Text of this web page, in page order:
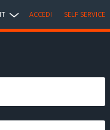
IT ACCEDI SELF SERVICE